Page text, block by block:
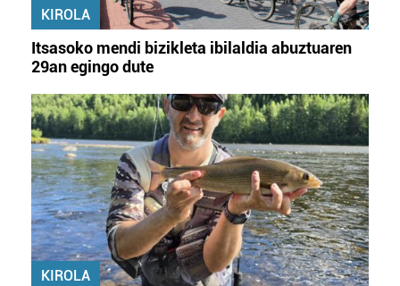
KIROLA
Itsasoko mendi bizikleta ibilaldia abuztuaren
29an egingo dute
KIROLA